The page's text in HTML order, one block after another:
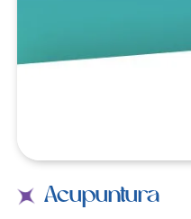
Acupuntura